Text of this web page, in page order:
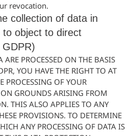
revocation.
collection of data in
object to direct
ARE PROCESSED ON THE BASIS
YOU HAVE THE RIGHT TO AT
PROCESSING OF YOUR
GROUNDS ARISING FROM
THIS ALSO APPLIES TO ANY
PROVISIONS. TO DETERMINE
ANY PROCESSING OF DATA IS